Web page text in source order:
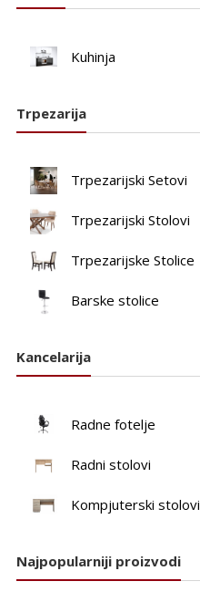
Kuhinja
Trpezarija
Trpezarijski Setovi
Trpezarijski Stolovi
Trpezarijske Stolice
Barske stolice
Kancelarija
Radne fotelje
Radni stolovi
Kompjuterski stolovi
Najpopularniji proizvodi